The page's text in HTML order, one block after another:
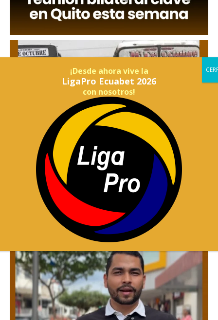
¡Desde ahora vive la
LigaPro Ecuabet 2026
con nosotros!